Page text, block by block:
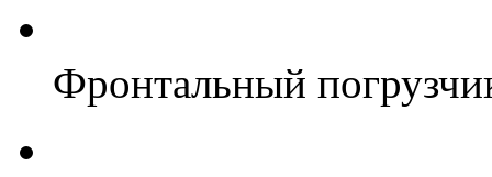
Фронтальный